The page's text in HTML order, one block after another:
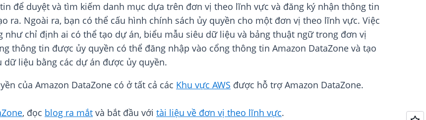
để duyệt và tìm kiếm danh mục dựa trên đơn vị theo lĩnh vực và đăng ký nhận thông tin
ra. Ngoài ra, bạn có thể cấu hình chính sách ủy quyền cho một đơn vị theo lĩnh vực. Việc
chỉ định ai có thể tạo dự án, biểu mẫu siêu dữ liệu và bảng thuật ngữ trong đơn vị
thông tin được ủy quyền có thể đăng nhập vào cổng thông tin Amazon DataZone và tạo
liệu bằng các dự án được ủy quyền.
của Amazon DataZone có ở tất cả các Khu vực AWS được hỗ trợ Amazon DataZone.
, đọc blog ra mắt và bắt đầu với tài liệu về đơn vị theo lĩnh vực.